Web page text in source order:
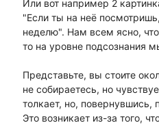
Или вот например 2
"Если ты на неё
неделю". Нам всем ясно,
то на уровне подсознания
Представьте, вы стоите
не собираетесь, но
толкает, но, повернувшись,
Это возникает из-за того,